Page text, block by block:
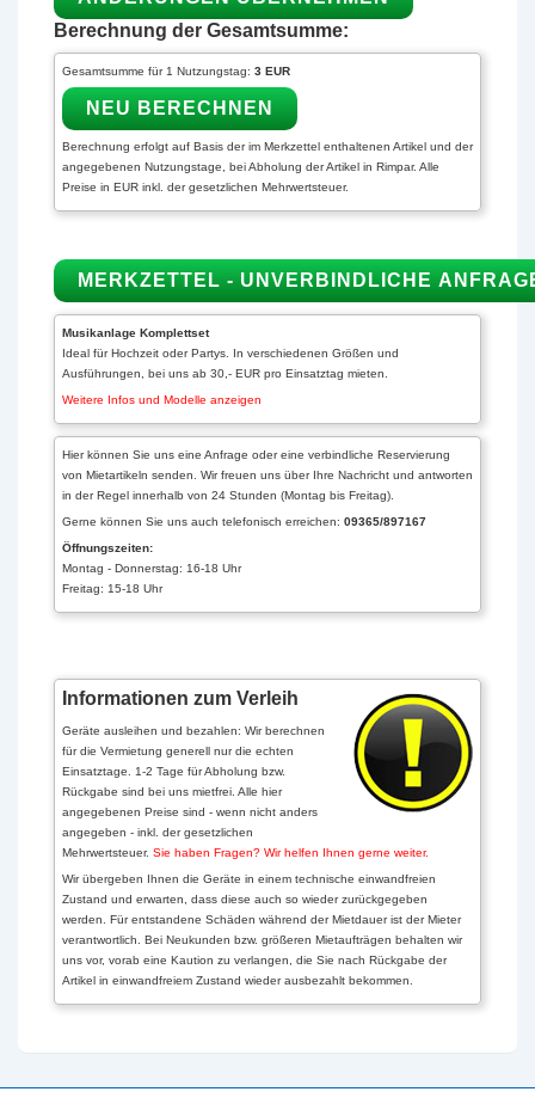
Berechnung der Gesamtsumme:
Gesamtsumme für 1 Nutzungstag: 3 EUR
Berechnung erfolgt auf Basis der im Merkzettel enthaltenen Artikel und der
angegebenen Nutzungstage, bei Abholung der Artikel in Rimpar. Alle
Preise in EUR inkl. der gesetzlichen Mehrwertsteuer.
Musikanlage Komplettset
Ideal für Hochzeit oder Partys. In verschiedenen Größen und
Ausführungen, bei uns ab 30,- EUR pro Einsatztag mieten.
Weitere Infos und Modelle anzeigen
Hier können Sie uns eine Anfrage oder eine verbindliche Reservierung
von Mietartikeln senden. Wir freuen uns über Ihre Nachricht und antworten
in der Regel innerhalb von 24 Stunden (Montag bis Freitag).
Gerne können Sie uns auch telefonisch erreichen: 09365/897167
Öffnungszeiten:
Montag - Donnerstag: 16-18 Uhr
Freitag: 15-18 Uhr
Informationen zum Verleih
Geräte ausleihen und bezahlen: Wir berechnen
für die Vermietung generell nur die echten
Einsatztage. 1-2 Tage für Abholung bzw.
Rückgabe sind bei uns mietfrei. Alle hier
angegebenen Preise sind - wenn nicht anders
angegeben - inkl. der gesetzlichen
Mehrwertsteuer. Sie haben Fragen? Wir helfen Ihnen gerne weiter.
Wir übergeben Ihnen die Geräte in einem technische einwandfreien
Zustand und erwarten, dass diese auch so wieder zurückgegeben
werden. Für entstandene Schäden während der Mietdauer ist der Mieter
verantwortlich. Bei Neukunden bzw. größeren Mietaufträgen behalten wir
uns vor, vorab eine Kaution zu verlangen, die Sie nach Rückgabe der
Artikel in einwandfreiem Zustand wieder ausbezahlt bekommen.